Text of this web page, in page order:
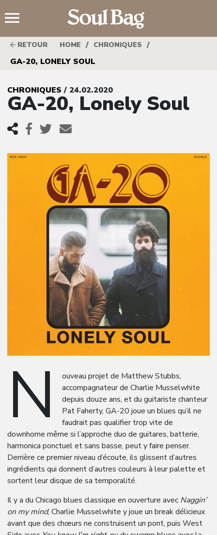
RETOUR HOME / CHRONIQUES /
GA-20, LONELY SOUL
CHRONIQUES / 24.02.2020
GA-20, Lonely Soul
N
ouveau projet de Matthew Stubbs,
accompagnateur de Charlie Musselwhite
depuis douze ans, et du guitariste chanteur
Pat Faherty, GA-20 joue un blues qu’il ne
faudrait pas qualifier trop vite de
downhome même si l’approche duo de guitares, batterie,
harmonica ponctuel et sans basse, peut y faire penser.
Derrière ce premier niveau d’écoute, ils glissent d’autres
ingrédients qui donnent d’autres couleurs à leur palette et
sortent leur disque de sa temporalité.
Il y a du Chicago blues classique en ouverture avec Naggin’
on my mind, Charlie Musselwhite y joue un break délicieux
avant que des chœurs ne construisent un pont, puis West